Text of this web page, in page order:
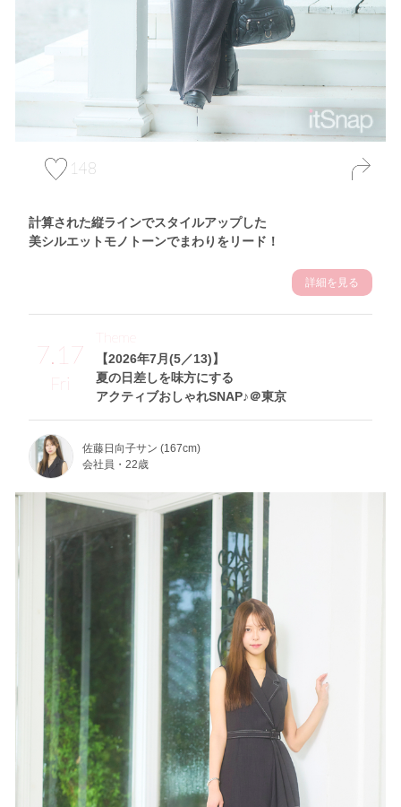
148
計算された縦ラインでスタイルアップした
美シルエットモノトーンでまわりをリード！
詳細を見る
7.17
Fri
【2026年7月(5／13)】
夏の日差しを味方にする
アクティブおしゃれSNAP♪＠東京
Theme
佐藤日向子サン (167cm)
会社員・22歳